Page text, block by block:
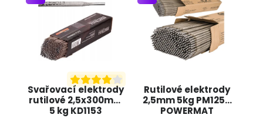
Svařovací elektrody
rutilové 2,5x300mm
5 kg KD1153
Rutilové elektrody
2,5mm 5kg PM1256
POWERMAT